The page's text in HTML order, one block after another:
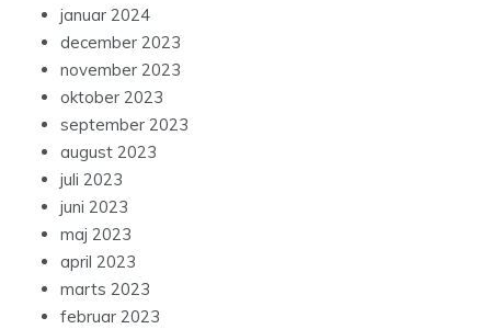
januar 2024
december 2023
november 2023
oktober 2023
september 2023
august 2023
juli 2023
juni 2023
maj 2023
april 2023
marts 2023
februar 2023